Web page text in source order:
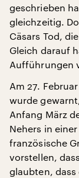
geschrieben
gleichzeitig.
Cäsars Tod,
Gleich darauf
Aufführungen
Am 27.
wurde
Anfang März
Nehers in
französische
vorstellen,
glaubten, dass